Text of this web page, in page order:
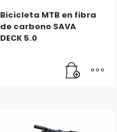
Bicicleta MTB en fibra
de carbono SAVA
DECK 5.0